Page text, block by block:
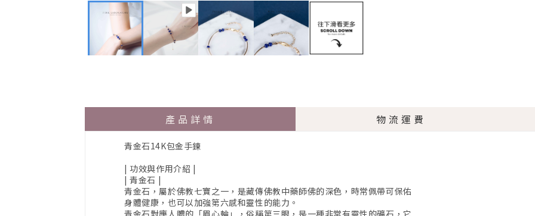
產品詳情 物流運費
青金石14K包金手鍊
| 功效與作用介紹 |
| 青金石 |
青金石，屬於佛教七寶之一，是藏傳佛教中藥師佛的深色，時常佩帶可保佑
身體健康，也可以加強第六感和靈性的能力。